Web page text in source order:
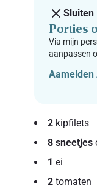
Sluiten
Porties
Via mijn
aanpassen
2 kipfilets
8 sneetjes
1ei
2tomaten